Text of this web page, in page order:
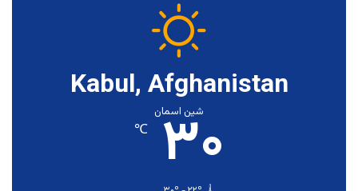
Kabul, Afghanistan
شین اسمان
۳۰ ℃